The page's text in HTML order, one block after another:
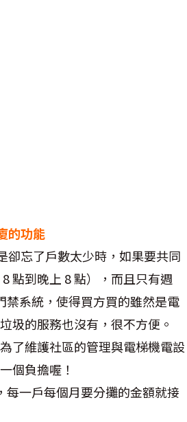
的功能
卻忘了戶數太少時，如果要共同
點到晚上 8 點），而且只有週
禁系統，使得買方買的雖然是電
圾的服務也沒有，很不方便。
了維護社區的管理與電梯機電設
個負擔喔！
一戶每個月要分攤的金額就接